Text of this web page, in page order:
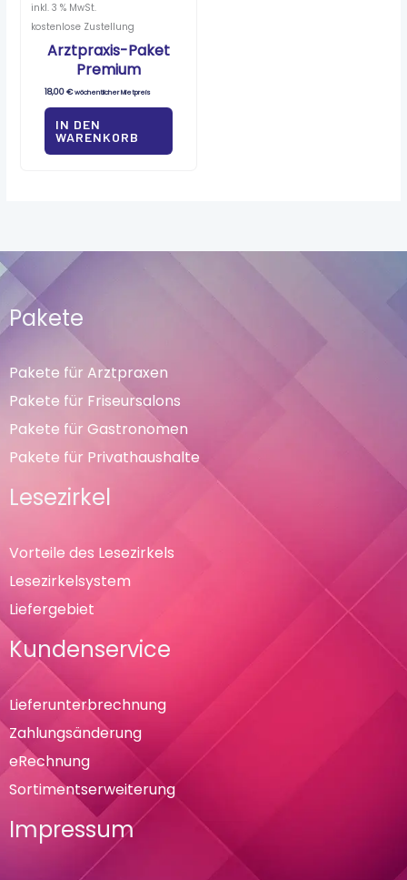
inkl. 3 % MwSt.
kostenlose Zustellung
Arztpraxis-Paket
Premium
18,00€wöchentlicher Mietpreis
IN DEN
WARENKORB
Pakete
Pakete für Arztpraxen
Pakete für Friseursalons
Pakete für Gastronomen
Pakete für Privathaushalte
Lesezirkel
Vorteile des Lesezirkels
Lesezirkelsystem
Liefergebiet
Kundenservice
Lieferunterbrechnung
Zahlungsänderung
eRechnung
Sortimentserweiterung
Impressum